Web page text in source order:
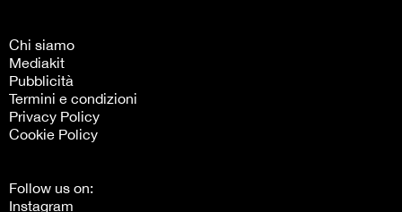
Chi siamo
Mediakit
Pubblicità
Termini e condizioni
Privacy Policy
Cookie Policy
Follow us on:
Instagram